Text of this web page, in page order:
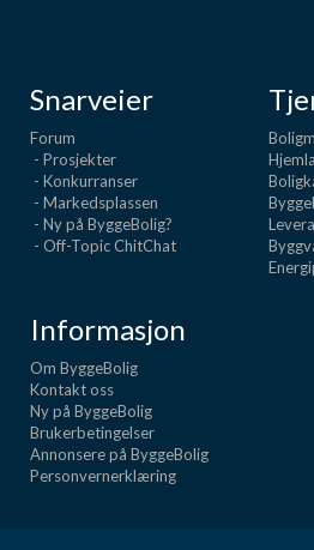
Snarveier
Forum
- Prosjekter
- Konkurranser
- Markedsplassen
- Ny på ByggeBolig?
- Off-Topic ChitChat
Hjemla
Informasjon
Om ByggeBolig
Kontakt oss
Ny på ByggeBolig
Brukerbetingelser
Annonsere på ByggeBolig
Personvernerklæring